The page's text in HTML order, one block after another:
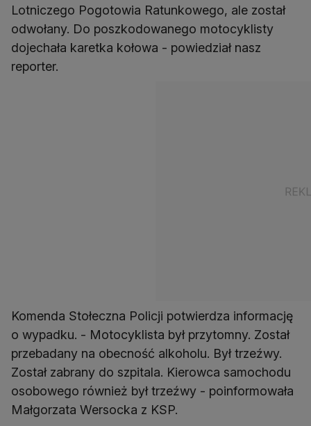
Lotniczego Pogotowia Ratunkowego, ale został
odwołany. Do poszkodowanego motocyklisty
dojechała karetka kołowa - powiedział nasz
reporter.
Komenda Stołeczna Policji potwierdza informację
o wypadku. - Motocyklista był przytomny. Został
przebadany na obecność alkoholu. Był trzeźwy.
Został zabrany do szpitala. Kierowca samochodu
osobowego również był trzeźwy - poinformowała
Małgorzata Wersocka z KSP.